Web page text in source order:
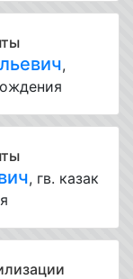
,
, гв. казак